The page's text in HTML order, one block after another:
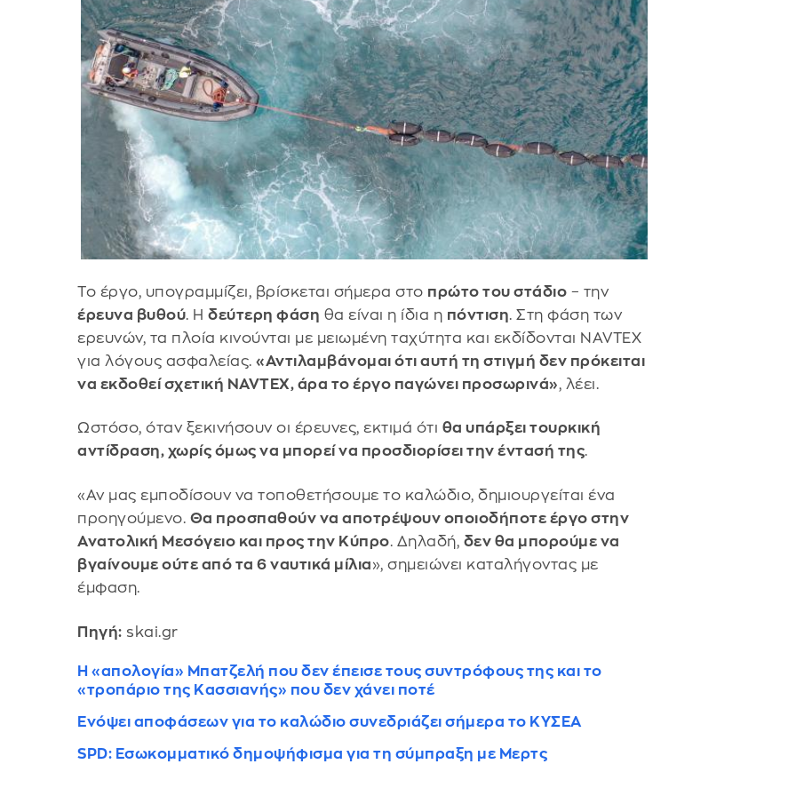
Το έργο, υπογραμμίζει, βρίσκεται σήμερα στο πρώτο του στάδιο – την
έρευνα βυθού. Ηδεύτερη φάση θα είναι η ίδια η πόντιση. Στη φάση των
ερευνών, τα πλοία κινούνται με μειωμένη ταχύτητα και εκδίδονται NAVTEX
για λόγους ασφαλείας.«Αντιλαμβάνομαι ότι αυτή τη στιγμή δεν πρόκειται
να εκδοθεί σχετική NAVTEX, άρα το έργο παγώνει προσωρινά», λέει.
Ωστόσο, όταν ξεκινήσουν οι έρευνες, εκτιμά ότι θα υπάρξει τουρκική
αντίδραση, χωρίς όμως να μπορεί να προσδιορίσει την έντασή της.
«Αν μας εμποδίσουν να τοποθετήσουμε το καλώδιο, δημιουργείται ένα
προηγούμενο. Θα προσπαθούν να αποτρέψουν οποιοδήποτε έργο στην
Ανατολική Μεσόγειο και προς την Κύπρο. Δηλαδή, δεν θα μπορούμε να
βγαίνουμε ούτε από τα 6 ναυτικά μίλια», σημειώνει καταλήγοντας με
έμφαση.
Πηγή: skai.gr
H «απολογία» Μπατζελή που δεν έπεισε τους συντρόφους της και το
«τροπάριο της Κασσιανής» που δεν χάνει ποτέ
Ενόψει αποφάσεων για το καλώδιο συνεδριάζει σήμερα το ΚΥΣΕΑ
SPD: Εσωκομματικό δημοψήφισμα για τη σύμπραξη με Μερτς